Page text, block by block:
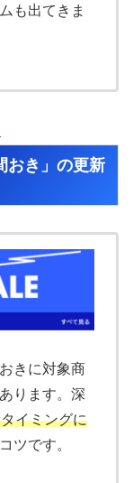
も出てきま
おき」の更新
きに対象商
ります。深
イミングに
ツです。